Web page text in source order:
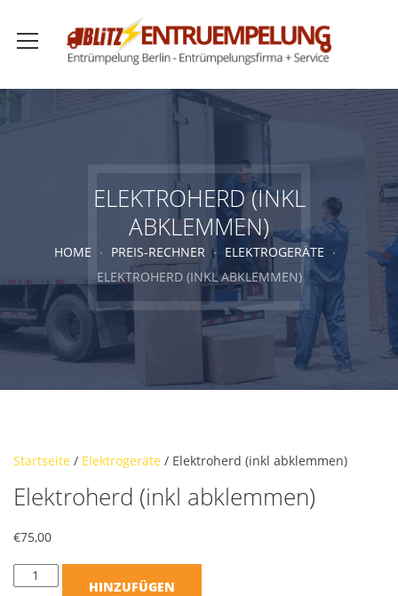
ELEKTROHERD (INKL
ABKLEMMEN)
HOME PREIS-RECHNER
ELEKTROGERÄTE
ELEKTROHERD (INKL ABKLEMMEN)
Startseite / Elektrogeräte / Elektroherd (inkl abklemmen)
Elektroherd (inkl abklemmen)
€75,00
HINZUFÜGEN